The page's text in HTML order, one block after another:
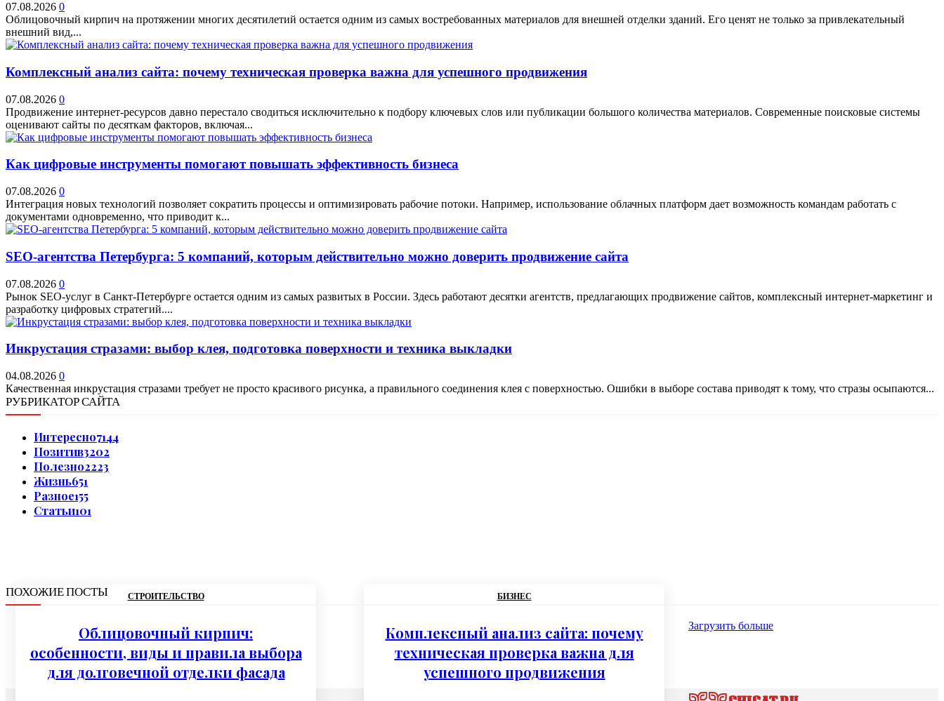
07.08.2026 0
Облицовочный кирпич на протяжении многих десятилетий остается одним из самых востребованных материалов для внешней отделки зданий. Его ценят не только за привлекательный
внешний вид,...
Комплексный анализ сайта: почему техническая проверка важна для успешного продвижения
07.08.2026 0
Продвижение интернет-ресурсов давно перестало сводиться исключительно к подбору ключевых слов или публикации большого количества материалов. Современные поисковые системы
оценивают сайты по десяткам факторов, включая...
Как цифровые инструменты помогают повышать эффективность бизнеса
07.08.2026 0
Интеграция новых технологий позволяет сократить процессы и оптимизировать рабочие потоки. Например, использование облачных платформ дает возможность командам работать с
документами одновременно, что приводит к...
SEO-агентства Петербурга: 5 компаний, которым действительно можно доверить продвижение сайта
07.08.2026 0
Рынок SEO-услуг в Санкт-Петербурге остается одним из самых развитых в России. Здесь работают десятки агентств, предлагающих продвижение сайтов, комплексный интернет-маркетинг и
разработку цифровых стратегий....
Инкрустация стразами: выбор клея, подготовка поверхности и техника выкладки
04.08.2026 0
Качественная инкрустация стразами требует не просто красивого рисунка, а правильного соединения клея с поверхностью. Ошибки в выборе состава приводят к тому, что стразы осыпаются...
РУБРИКАТОР САЙТА
Интересно7144
Позитив3202
Полезно2223
Жизнь651
Разное155
Статьи101
ПОХОЖИЕ ПОСТЫ СТРОИТЕЛЬСТВО
Облицовочный кирпич:
особенности, виды и правила выбора
для долговечной отделки фасада
БИЗНЕС
Комплексный анализ сайта: почему
техническая проверка важна для
успешного продвижения
Загрузить больше